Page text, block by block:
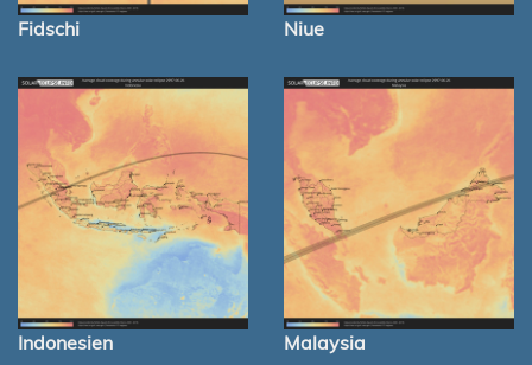
Fidschi Niue
Indonesien Malaysia